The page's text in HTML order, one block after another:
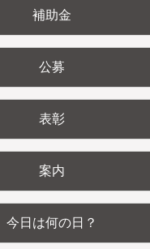
補助金
公募
表彰
案内
今日は何の日？